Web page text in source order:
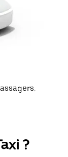
?